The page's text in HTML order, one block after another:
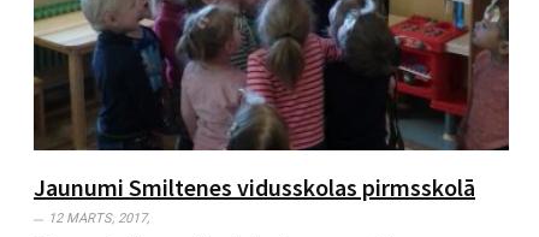
Jaunumi​ ​Smiltenes​ ​vidusskolas​ ​pirmsskolā
12 MARTS, 2017,